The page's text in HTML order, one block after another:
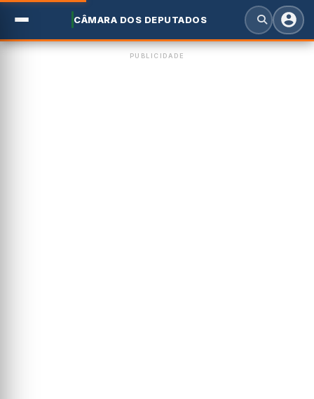
CÂMARA DOS DEPUTADOS
PUBLICIDADE